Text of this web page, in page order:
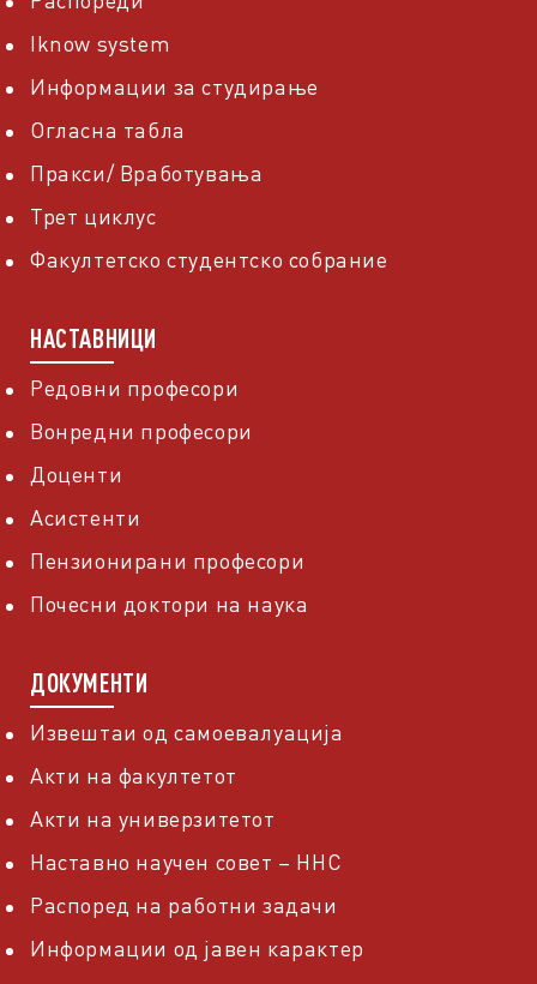
Iknow system
Информации за студирање
Огласна табла
Пракси/ Вработувања
Трет циклус
Факултетско студентско собрание
НАСТАВНИЦИ
Редовни професори
Вонредни професори
Доценти
Асистенти
Пензионирани професори
Почесни доктори на наука
ДОКУМЕНТИ
Извештаи од самоевалуација
Акти на факултетот
Акти на универзитетот
Наставно научен совет – ННС
Распоред на работни задачи
Информации од јавен карактер